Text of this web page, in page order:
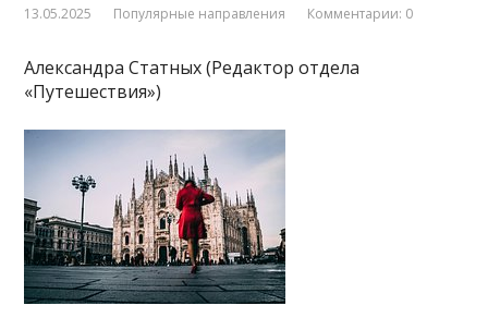
13.05.2025 Популярные направления Комментарии: 0
Александра Статных (Редактор отдела
«Путешествия»)